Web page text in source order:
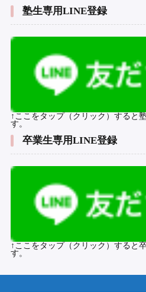
塾生専用LINE登録
↑ここをタップ（クリック）すると
す。
卒業生専用LINE登録
↑ここをタップ（クリック）すると
す。